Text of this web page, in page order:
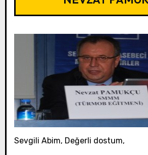
Sevgili Abim, Değerli dostum,